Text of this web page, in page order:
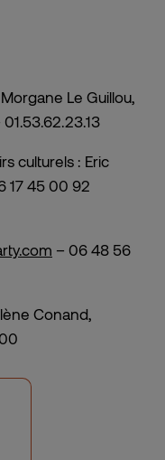
Le Guillou,
01.53.62.23.13
culturels : Eric
17 45 00 92
– 06 48 56
Conand,